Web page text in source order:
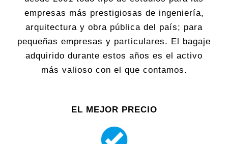
empresas más prestigiosas de ingeniería,
arquitectura y obra pública del país; para
pequeñas empresas y particulares. El bagaje
adquirido durante estos años es el activo
más valioso con el que contamos.
EL MEJOR PRECIO